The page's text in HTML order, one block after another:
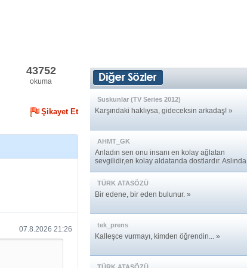
43752
okuma
Şikayet Et
07.8.2026 21:26
Suskunlar (TV Series 2012)
Karşındaki haklıysa, gideceksin arkadaş! »
AHMT_GK
Anladın sen onu insanı en kolay ağlatan
sevgilidir,en kolay aldatanda dostlardır. Aslında
TÜRK ATASÖZÜ
Bir edene, bir eden bulunur. »
tek_prens
Kalleşce vurmayı, kimden öğrendin... »